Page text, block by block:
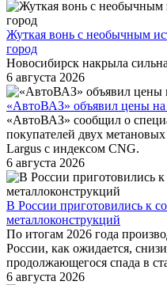
Жуткая вонь с необычным
город
Новосибирск накрыла
6 августа 2026
«АвтоВАЗ» объявил цены
«АвтоВАЗ» сообщил о
покупателей двух
Largus с индексом CNG.
6 августа 2026
В России приготовились к
металлоконструкций
По итогам 2026 года
России, как ожидается,
продолжающегося спада в
6 августа 2026